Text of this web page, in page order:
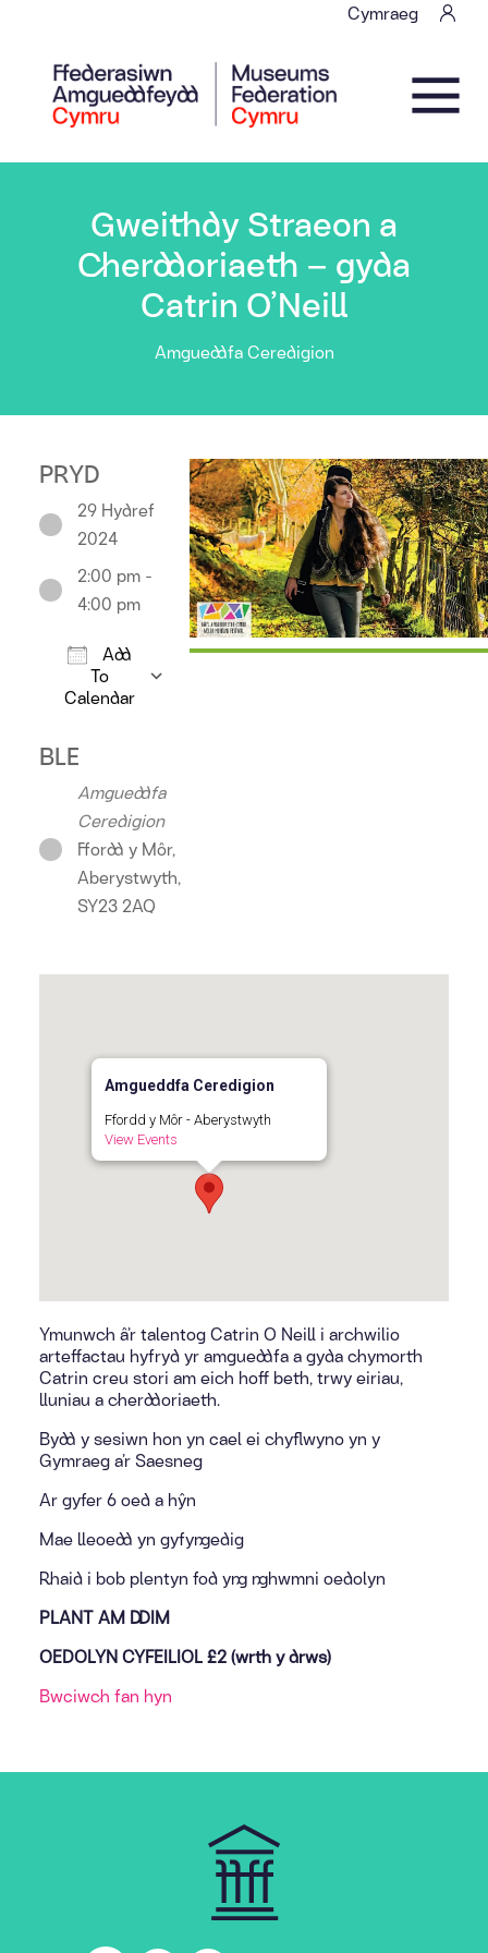
Cymraeg
Main Navigation
Gweithdy Straeon a
Cherddoriaeth – gyda
Catrin O’Neill
Amgueddfa Ceredigion
PRYD
29 Hydref
2024
2:00 pm -
4:00 pm
Add
To
Calendar
BLE
Amgueddfa
Ceredigion
Ffordd y Môr,
Aberystwyth,
SY23 2AQ
Amgueddfa Ceredigion
Ffordd y Môr - Aberystwyth
View Events
Ymunwch â’r talentog Catrin O Neill i archwilio
arteffactau hyfryd yr amgueddfa a gyda chymorth
Catrin creu stori am eich hoff beth, trwy eiriau,
lluniau a cherddoriaeth.
Bydd y sesiwn hon yn cael ei chyflwyno yn y
Gymraeg a’r Saesneg
Ar gyfer 6 oed a hŷn
Mae lleoedd yn gyfyngedig
Rhaid i bob plentyn fod yng nghwmni oedolyn
PLANT AM DDIM
OEDOLYN CYFEILIOL £2 (wrth y drws)
Bwciwch fan hyn